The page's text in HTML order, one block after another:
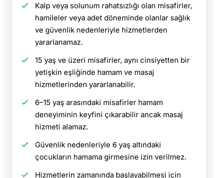
Kalp veya solunum rahatsızlığı olan misafirler,
hamileler veya adet döneminde olanlar sağlık
ve güvenlik nedenleriyle hizmetlerden
yararlanamaz.
15 yaş ve üzeri misafirler, aynı cinsiyetten bir
yetişkin eşliğinde hamam ve masaj
hizmetlerinden yararlanabilir.
6–15 yaş arasındaki misafirler hamam
deneyiminin keyfini çıkarabilir ancak masaj
hizmeti alamaz.
Güvenlik nedenleriyle 6 yaş altındaki
çocukların hamama girmesine izin verilmez.
Hizmetlerin zamanında başlayabilmesi için